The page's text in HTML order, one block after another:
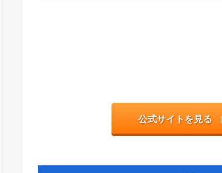
公式サイトを見る